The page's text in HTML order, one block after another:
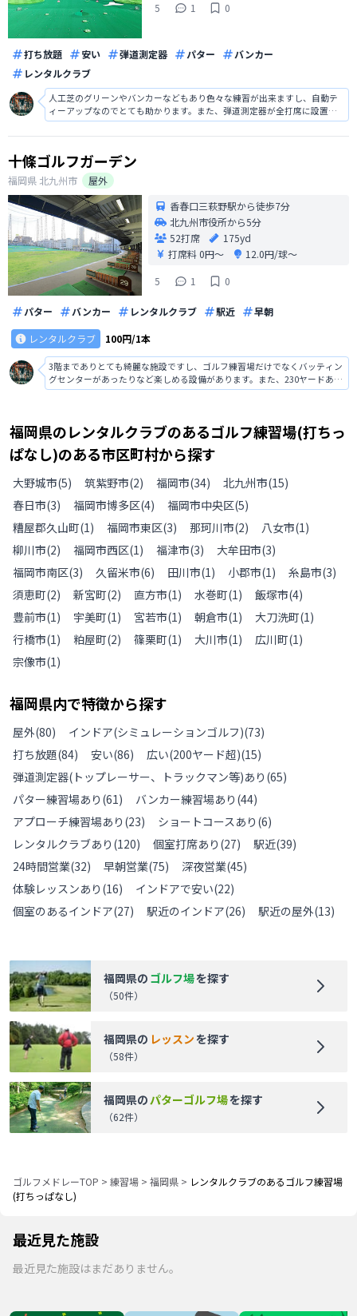
5
1 0
打ち放題 安い 弾道測定器 パター
バンカー
レンタルクラブ
人工芝のグリーンやバンカーなどもあり色々な練習が出来ますし、自動テ
ィーアップなのでとても助かります。また、弾道測定器が全打席に設置し
てあるなど設備はかなり整っている練習場でした。打球の飛距離や軌道が
一目で分かりますし、これ以上ないゴルフ練習場と言えます。
十條ゴルフガーデン
福岡県 北九州市
屋外
香春口三萩野駅から徒歩7分
北九州市役所から5分
52打席
175yd
打席料0円〜
12.0円/球〜
5
1 0
パター バンカー レンタルクラブ 駅近
早朝
レンタルクラブ
100円/1本
3階までありとても綺麗な施設ですし、ゴルフ練習場だけでなくバッティン
グセンターがあったりなど楽しめる設備があります。また、230ヤードある
ので距離は十分ですし、50球550円でクラブのレンタルもあります。買い物
福岡県のレンタルクラブのあるゴルフ練習場(打ちっ
ぱなし)のある市区町村から探す
大野城市(5) 筑紫野市(2) 福岡市(34) 北九州市(15)
春日市(3) 福岡市博多区(4) 福岡市中央区(5)
糟屋郡久山町(1) 福岡市東区(3) 那珂川市(2) 八女市(1)
柳川市(2) 福岡市西区(1) 福津市(3) 大牟田市(3)
福岡市南区(3) 久留米市(6) 田川市(1) 小郡市(1) 糸島市(3)
須恵町(2) 新宮町(2) 直方市(1) 水巻町(1) 飯塚市(4)
豊前市(1) 宇美町(1) 宮若市(1) 朝倉市(1) 大刀洗町(1)
行橋市(1) 粕屋町(2) 篠栗町(1) 大川市(1) 広川町(1)
宗像市(1)
福岡県内で特徴から探す
屋外(80) インドア(シミュレーションゴルフ)(73)
打ち放題(84) 安い(86) 広い(200ヤード超)(15)
弾道測定器(トップレーサー、トラックマン等)あり (65)
パター練習場あり (61) バンカー練習場あり (44)
アプローチ練習場あり (23) ショートコースあり (6)
レンタルクラブあり (120) 個室打席あり (27) 駅近(39)
24時間営業(32) 早朝営業(75) 深夜営業(45)
体験レッスンあり (16) インドアで安い(22)
個室のあるインドア(27) 駅近のインドア(26) 駅近の屋外(13)
福岡県の ゴルフ場を探す
（50件）
福岡県の レッスンを探す
（58件）
福岡県のパターゴルフ場を探す
（62件）
ゴルフメドレーTOP > 練習場 > 福岡県 > レンタルクラブのあるゴルフ練習場
(打ちっぱなし)
最近見た施設
最近見た施設はまだありません。